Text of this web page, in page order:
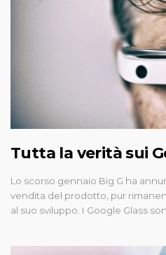
Tutta la verità sui
Lo scorso gennaio Big G ha
vendita del prodotto, pur
al suo sviluppo. I Google Glass